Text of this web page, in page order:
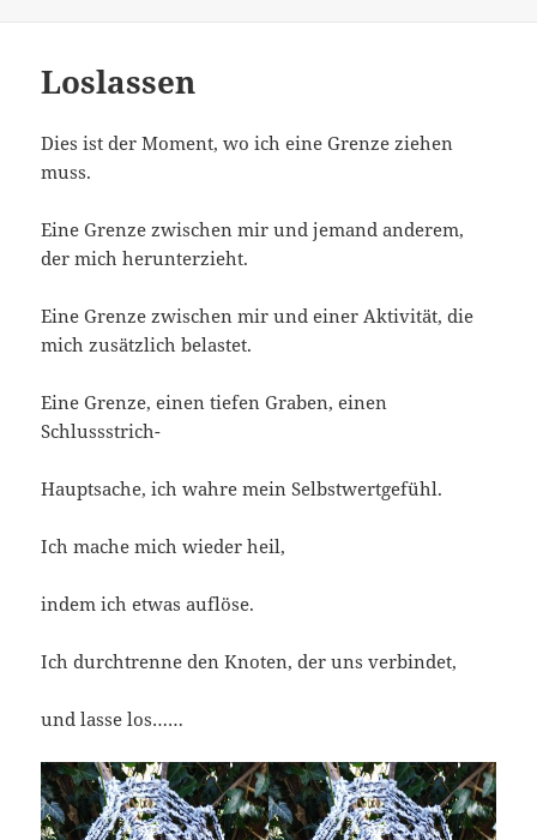
Loslassen
Dies ist der Moment, wo ich eine Grenze ziehen
muss.
Eine Grenze zwischen mir und jemand anderem,
der mich herunterzieht.
Eine Grenze zwischen mir und einer Aktivität, die
mich zusätzlich belastet.
Eine Grenze, einen tiefen Graben, einen
Schlussstrich-
Hauptsache, ich wahre mein Selbstwertgefühl.
Ich mache mich wieder heil,
indem ich etwas auflöse.
Ich durchtrenne den Knoten, der uns verbindet,
und lasse los……